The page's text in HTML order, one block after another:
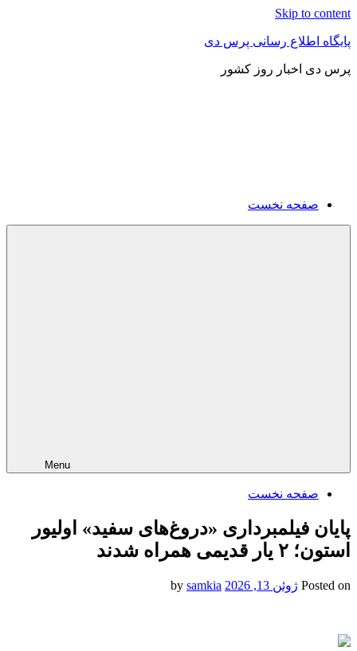
Skip to content
پایگاه اطلاع رسانی پرس دی
پرس دی اخبار روز کشور
صفحه نخست
Menu
صفحه نخست
پایان فیلمبرداری «دروغ‌های سفید» اولیور
استون؛ ۲ یار قدیمی همراه شدند
Posted on ژوئن 13, 2026 samkia